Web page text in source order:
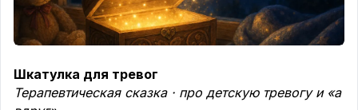
Шкатулка для тревог
Терапевтическая сказка · про детскую тревогу и «а